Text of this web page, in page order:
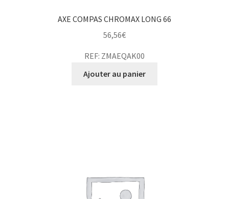
AXE COMPAS CHROMAX LONG 66
56,56€
REF: ZMAEQAK00
Ajouter au panier